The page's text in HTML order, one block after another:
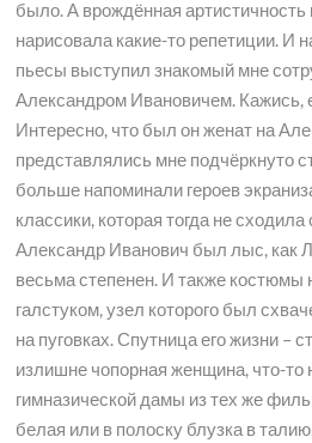
было. А врождённая
нарисовала какие-то репетиции. И
пьесы выступил знакомый мне
Александром Ивановичем. Кажись,
Интересно, что был он женат на
представлялись мне подчёркнуто
больше напоминали героев
классики, которая тогда не сходила
Александр Иванович был лыс, как
весьма степенен. И также костюмы
галстуком, узел которого был
на пуговках. Спутница его жизни –
излишне чопорная женщина, что-то
гимназической дамы из тех же
белая или в полоску блузка в